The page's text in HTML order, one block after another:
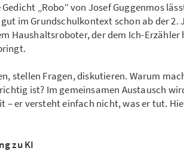
„Robo“ von Josef Guggenmos
im Grundschulkontext schon ab der 2.
Haushaltsroboter, der dem Ich-Erzähler
stellen Fragen, diskutieren. Warum
ist? Im gemeinsamen Austausch
– er versteht einfach nicht, was er tut.
zu KI